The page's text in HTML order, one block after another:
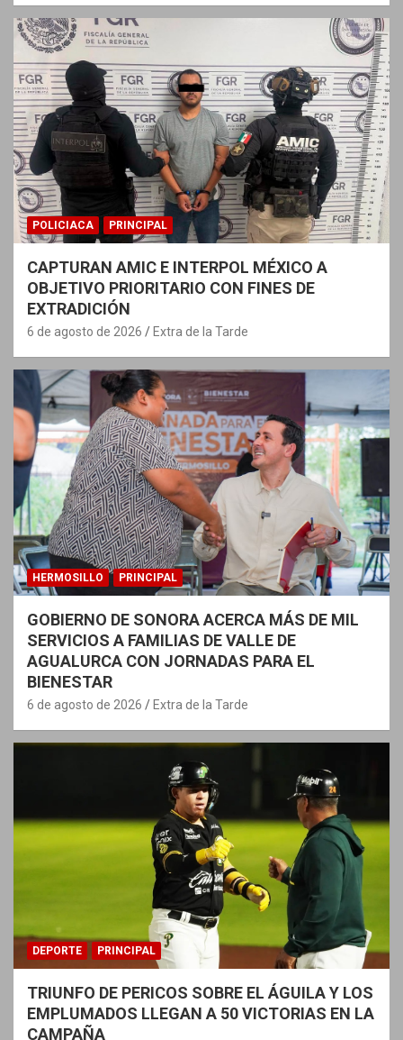
POLICIACA PRINCIPAL
CAPTURAN AMIC E INTERPOL MÉXICO A
OBJETIVO PRIORITARIO CON FINES DE
EXTRADICIÓN
6 de agosto de 2026 Extra de la Tarde
HERMOSILLO PRINCIPAL
GOBIERNO DE SONORA ACERCA MÁS DE MIL
SERVICIOS A FAMILIAS DE VALLE DE
AGUALURCA CON JORNADAS PARA EL
BIENESTAR
6 de agosto de 2026 Extra de la Tarde
DEPORTE PRINCIPAL
TRIUNFO DE PERICOS SOBRE EL ÁGUILA Y LOS
EMPLUMADOS LLEGAN A 50 VICTORIAS EN LA
CAMPAÑA